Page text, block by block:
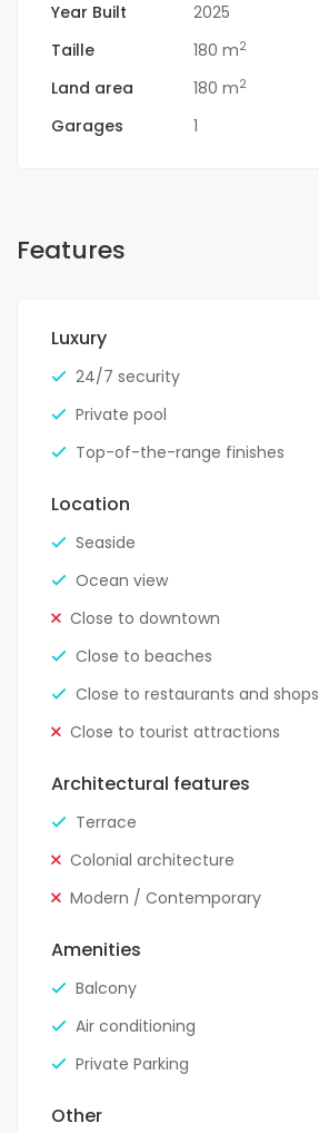
Year Built
2025
Taille
180 m2
Land area 180 m2
Garages 1
Features
Luxury
24/7 security
Private pool
Top-of-the-range finishes
Location
Seaside
Ocean view
Close to downtown
Close to beaches
Close to restaurants and shops
Close to tourist attractions
Architectural features
Terrace
Colonial architecture
Modern / Contemporary
Amenities
Balcony
Air conditioning
Private Parking
Other